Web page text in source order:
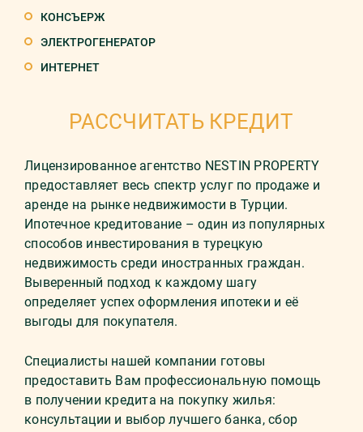
КОНСЪЕРЖ
ЭЛЕКТРОГЕНЕРАТОР
ИНТЕРНЕТ
РАССЧИТАТЬ КРЕДИТ
Лицензированное агентство NESTIN PROPERTY
предоставляет весь спектр услуг по продаже и
аренде на рынке недвижимости в Турции.
Ипотечное кредитование – один из популярных
способов инвестирования в турецкую
недвижимость среди иностранных граждан.
Выверенный подход к каждому шагу
определяет успех оформления ипотеки и её
выгоды для покупателя.
Специалисты нашей компании готовы
предоставить Вам профессиональную помощь
в получении кредита на покупку жилья:
консультации и выбор лучшего банка, сбор